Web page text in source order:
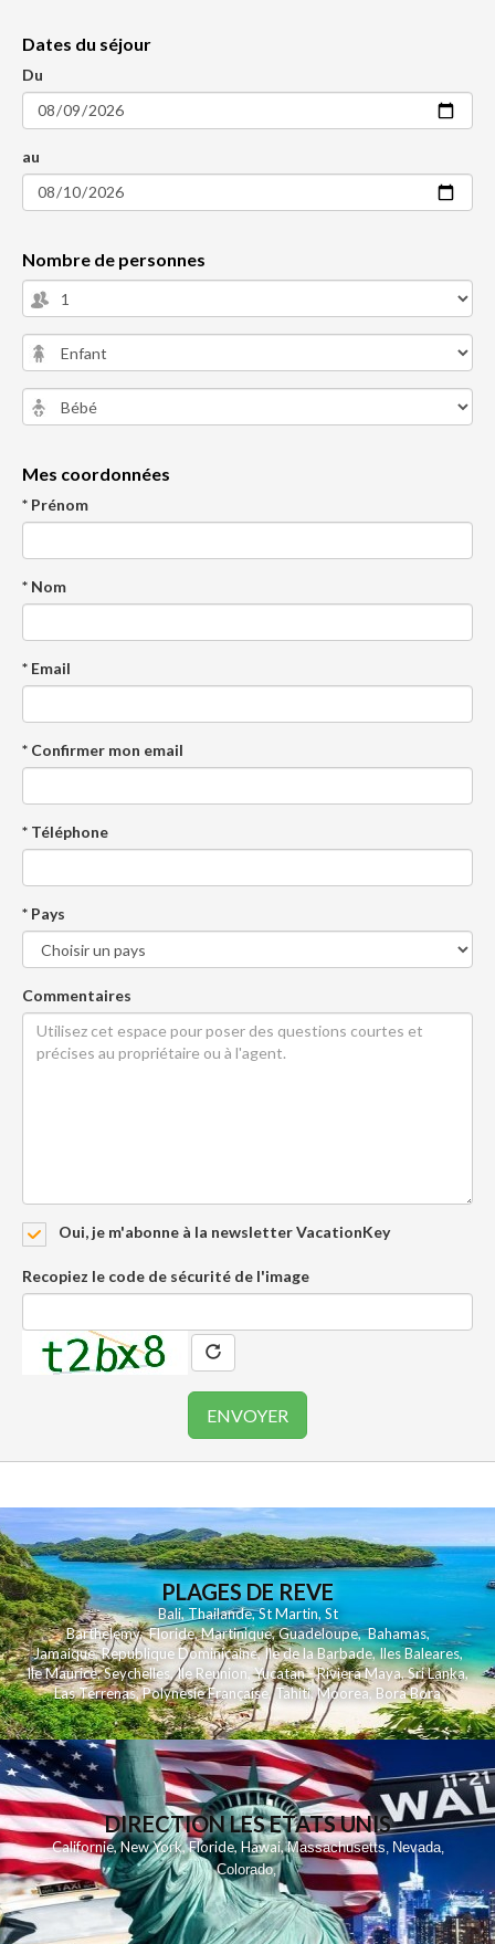
Dates du séjour
Du
au
Nombre de personnes
Mes coordonnées
* Prénom
* Nom
* Email
* Confirmer mon email
* Téléphone
* Pays
Commentaires
Oui, je m'abonne à la newsletter VacationKey
Recopiez le code de sécurité de l'image
PLAGES DE REVE
Bali,Thailande,St Martin,St
Barthelemy,Floride,Martinique,Guadeloupe,Bahamas,
Jamaique,Republique Dominicaine,Ile de la Barbade,Iles Baleares,
Ile Maurice,Seychelles,Ile Reunion,Yucatan - Riviera Maya,Sri Lanka,
Las Terrenas,Polynesie Française,Tahiti,Moorea, Bora Bora
DIRECTION LES ETATS UNIS
Californie,New York,Floride,Hawai,Massachusetts, Nevada,
Colorado,